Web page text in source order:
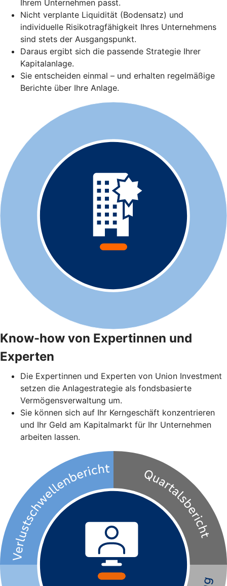
Ihrem Unternehmen passt.
Nicht verplante Liquidität (Bodensatz) und
individuelle Risikotragfähigkeit Ihres Unternehmens
sind stets der Ausgangspunkt.
Daraus ergibt sich die passende Strategie Ihrer
Kapitalanlage.
Sie entscheiden einmal – und erhalten regelmäßige
Berichte über Ihre Anlage.
Know-how von Expertinnen und
Experten
Die Expertinnen und Experten von Union Investment
setzen die Anlagestrategie als fondsbasierte
Vermögensverwaltung um.
Sie können sich auf Ihr Kerngeschäft konzentrieren
und Ihr Geld am Kapitalmarkt für Ihr Unternehmen
arbeiten lassen.